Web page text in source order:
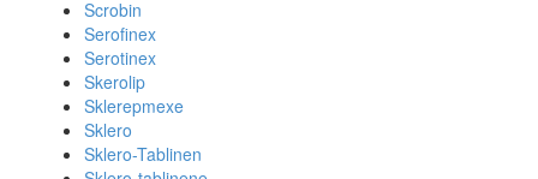
Scrobin
Serofinex
Serotinex
Skerolip
Sklerepmexe
Sklero
Sklero-Tablinen